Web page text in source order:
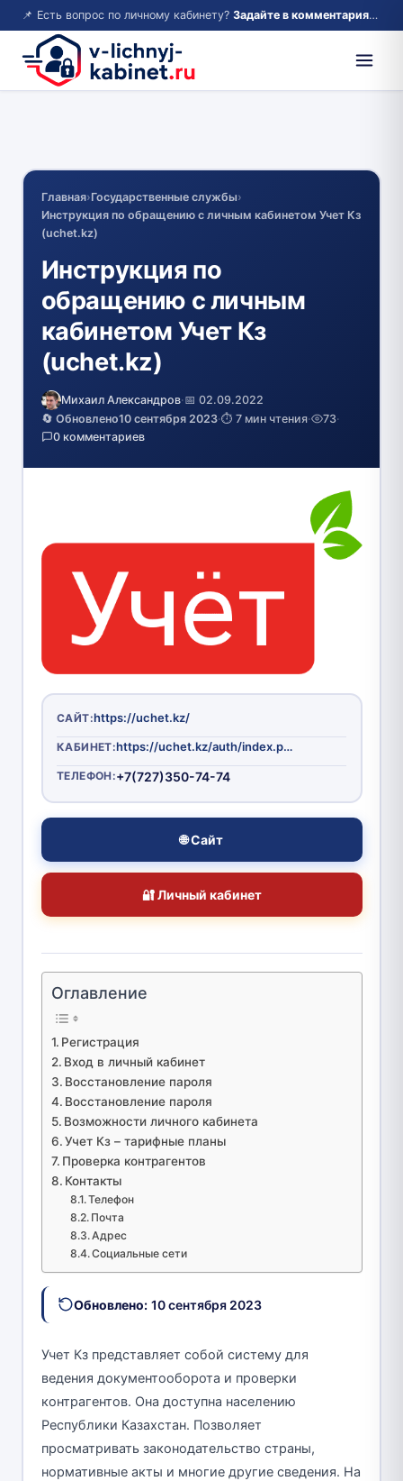
📌 Есть вопрос по личному кабинету? Задайте в комментариях — ответим!
Главная›Государственные службы›
Инструкция по обращению с личным кабинетом Учет Кз
(uchet.kz)
Инструкция по
обращению с личным
кабинетом Учет Кз
(uchet.kz)
Михаил Александров·📅 02.09.2022
🔄 Обновлено10 сентября 2023·⏱️ 7 мин чтения· 73·
0 комментариев
САЙТ:https://uchet.kz/
КАБИНЕТ: https://uchet.kz/auth/index.php?login=yes&backurl=%2Fpages%2Fsignup.php
ТЕЛЕФОН:+7(727)350-74-74
🌐 Сайт
🔐 Личный кабинет
Оглавление
Регистрация
Вход в личный кабинет
Восстановление пароля
Восстановление пароля
Возможности личного кабинета
Учет Кз – тарифные планы
Проверка контрагентов
Контакты
Телефон
Почта
Адрес
Социальные сети
Обновлено: 10 сентября 2023
Учет Кз представляет собой систему для
ведения документооборота и проверки
контрагентов. Она доступна населению
Республики Казахстан. Позволяет
просматривать законодательство страны,
нормативные акты и многие другие сведения. На